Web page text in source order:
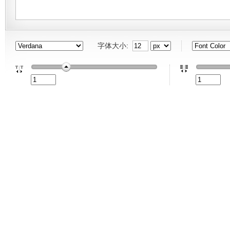
字体大小: